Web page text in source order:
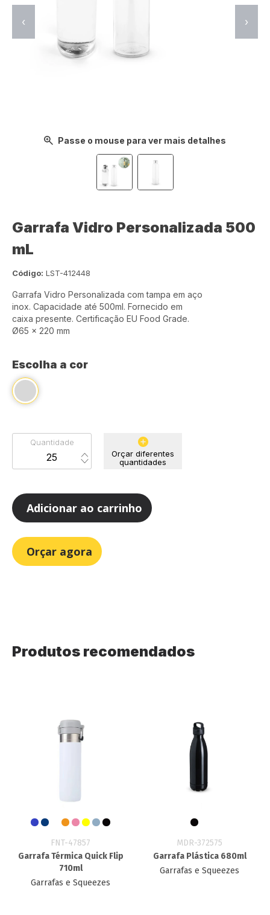
Passe o mouse para ver mais detalhes
‹ ›
Garrafa Vidro Personalizada 500
mL
Código: LST-412448
Garrafa Vidro Personalizada com tampa em aço
inox. Capacidade até 500ml. Fornecido em
caixa presente. Certificação EU Food Grade.
Ø65 x 220 mm
Escolha a cor
Quantidade
Orçar diferentes
quantidades
Adicionar ao carrinho
Orçar agora
Produtos recomendados
FNT-47857
Garrafa Térmica Quick Flip
710ml
Garrafas e Squeezes
MDR-372575
Garrafa Plástica 680ml
Garrafas e Squeezes